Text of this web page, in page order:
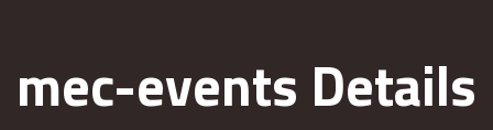
mec-events Details